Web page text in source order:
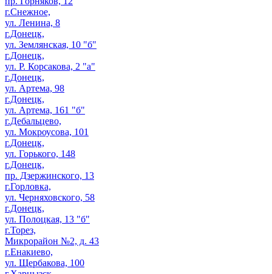
г.Снежное,
ул. Ленина, 8
г.Донецк,
ул. Землянская, 10 "б"
г.Донецк,
ул. Р. Корсакова, 2 "а"
г.Донецк,
ул. Артема, 98
г.Донецк,
ул. Артема, 161 "б"
г.Дебальцево,
ул. Мокроусова, 101
г.Донецк,
ул. Горького, 148
г.Донецк,
пр. Дзержинского, 13
г.Горловка,
ул. Черняховского, 58
г.Донецк,
ул. Полоцкая, 13 "б"
г.Торез,
Микрорайон №2, д. 43
г.Енакиево,
ул. Щербакова, 100